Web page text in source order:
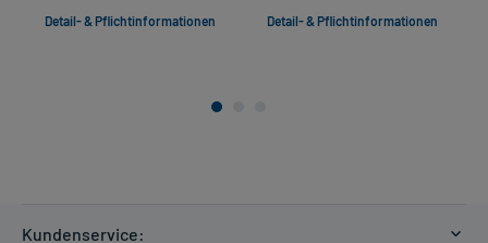
Detail- & Pflichtinformationen Detail- & Pflichtinformationen
Kundenservice: